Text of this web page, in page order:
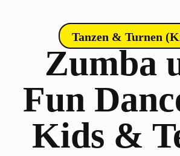
Tanzen & Turnen
Zumba
Fun
Kids &